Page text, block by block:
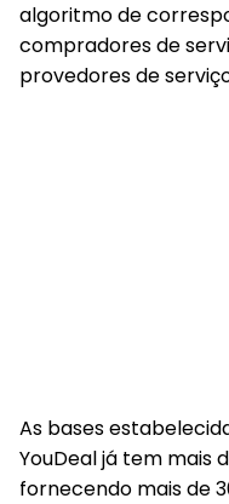
algoritmo de
compradores de
provedores de
As bases
YouDeal já tem mais
fornecendo mais de